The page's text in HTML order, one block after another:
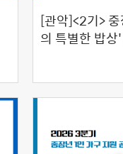
[관악]<2기>
의 특별한 밥